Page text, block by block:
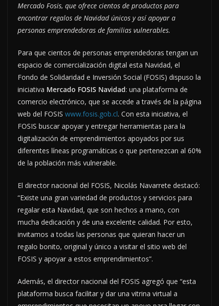
Mercado Fosis, que ofrece cientos de productos para
encontrar regalos de Navidad únicos y así apoyar a
personas emprendedoras de familias vulnerables.
Para que cientos de personas emprendedoras tengan un
espacio de comercialización digital esta Navidad, el
Fondo de Solidaridad e Inversión Social (FOSIS) dispuso la
iniciativa Mercado FOSIS Navidad: una plataforma de
comercio electrónico, que se accede a través de la página
web del FOSIS www.fosis.gob.cl. Con esta iniciativa, el
FOSIS buscar apoyar y entregar herramientas para la
digitalización de emprendimientos apoyados por sus
diferentes líneas programáticas o que pertenezcan al 60%
de la población más vulnerable.
El director nacional del FOSIS, Nicolás Navarrete destacó:
“Existe una gran variedad de productos y servicios para
regalar esta Navidad, que son hechos a mano, con
mucha dedicación y de una excelente calidad. Por esto,
invitamos a todas las personas que quieran hacer un
regalo bonito, original y único a visitar el sitio web del
FOSIS y apoyar a estos emprendimientos”.
Además, el director nacional del FOSIS agregó que “esta
plataforma busca facilitar y dar una vitrina virtual a